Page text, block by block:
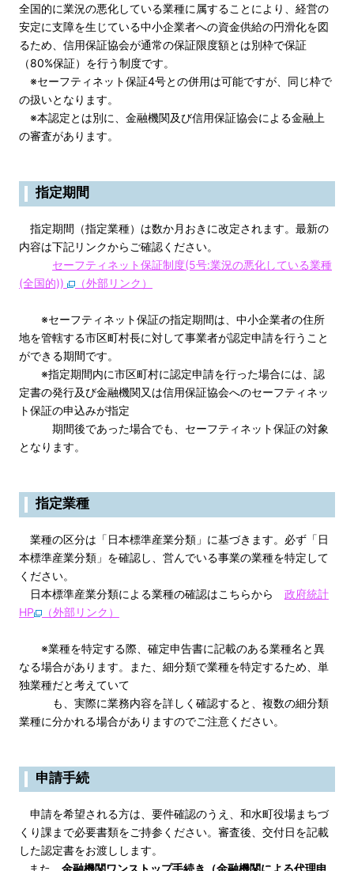
全国的に業況の悪化している業種に属することにより、経営の
安定に支障を生じている中小企業者への資金供給の円滑化を図
るため、信用保証協会が通常の保証限度額とは別枠で保証
（80%保証）を行う制度です。
※セーフティネット保証4号との併用は可能ですが、同じ枠で
の扱いとなります。
※本認定とは別に、金融機関及び信用保証協会による金融上
の審査があります。
指定期間
指定期間（指定業種）は数か月おきに改定されます。最新の
内容は下記リンクからご確認ください。
セーフティネット保証制度(5号:業況の悪化している業種
(全国的))
（外部リンク）
※セーフティネット保証の指定期間は、中小企業者の住所
地を管轄する市区町村長に対して事業者が認定申請を行うこと
ができる期間です。
※指定期間内に市区町村に認定申請を行った場合には、認
定書の発行及び金融機関又は信用保証協会へのセーフティネッ
ト保証の申込みが指定
期間後であった場合でも、セーフティネット保証の対象
となります。
指定業種
業種の区分は「日本標準産業分類」に基づきます。必ず「日
本標準産業分類」を確認し、営んでいる事業の業種を特定して
ください。
日本標準産業分類による業種の確認はこちらから 政府統計
HP
（外部リンク）
※業種を特定する際、確定申告書に記載のある業種名と異
なる場合があります。また、細分類で業種を特定するため、単
独業種だと考えていて
も、実際に業務内容を詳しく確認すると、複数の細分類
業種に分かれる場合がありますのでご注意ください。
申請手続
申請を希望される方は、要件確認のうえ、和水町役場まちづ
くり課まで必要書類をご持参ください。審査後、交付日を記載
した認定書をお渡しします。
また、 金融機関ワンストップ手続き（金融機関による代理申